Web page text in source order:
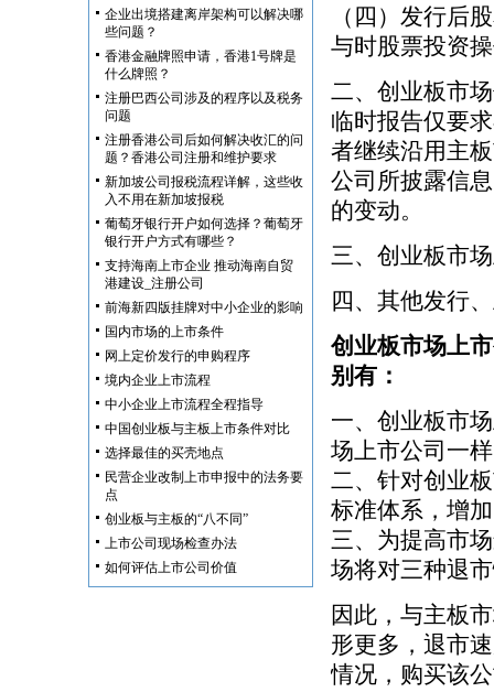
企业出境搭建离岸架构可以解决哪
些问题？
香港金融牌照申请，香港1号牌是
什么牌照？
注册巴西公司涉及的程序以及税务
问题
注册香港公司后如何解决收汇的问
题？香港公司注册和维护要求
新加坡公司报税流程详解，这些收
入不用在新加坡报税
葡萄牙银行开户如何选择？葡萄牙
银行开户方式有哪些？
支持海南上市企业 推动海南自贸
港建设_注册公司
前海新四版挂牌对中小企业的影响
国内市场的上市条件
网上定价发行的申购程序
境内企业上市流程
中小企业上市流程全程指导
中国创业板与主板上市条件对比
选择最佳的买壳地点
民营企业改制上市申报中的法务要
点
创业板与主板的“八不同”
上市公司现场检查办法
如何评估上市公司价值
（四）发行后
与时股票投资
二、创业板市
临时报告仅要
者继续沿用主
公司所披露信
的变动。
三、创业板市
四、其他发行
创业板市场上
别有：
一、创业板市
场上市公司一
二、针对创业
标准体系，增
三、为提高市
场将对三种退
因此，与主板
形更多，退市
情况，购买该